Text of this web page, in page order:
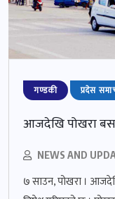
गण्डकी प्रदेस
आजदेखि पोखरा
NEWS AND
७ साउन, पोखरा ।